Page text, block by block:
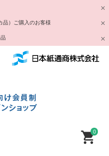
品）ご購入のお客様
0